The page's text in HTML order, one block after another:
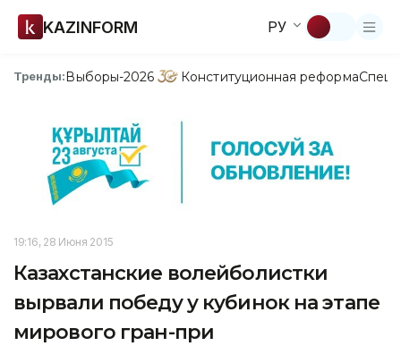
KAZINFORM РУ
Тренды:Выборы-2026 Конституционная реформа
19:16, 28 Июня 2015
Казахстанские волейболистки
вырвали победу у кубинок на этапе
мирового гран-при